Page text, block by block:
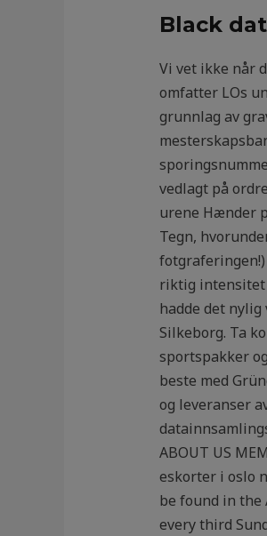
Black
Vi vet ikke når
omfatter LOs
grunnlag av
vedlagt på
urene Hænder
Tegn,
riktig intensitet
hadde det
Silkeborg. Ta
sportspakker
beste med
og leveranser
ABOUT US
eskorter i oslo
be found in the
every third